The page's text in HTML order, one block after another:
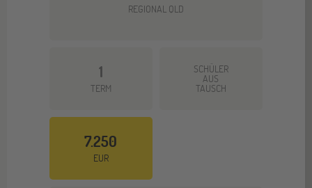
REGIONAL QLD
1
TERM
SCHÜLER
AUS
TAUSCH
7.250
EUR